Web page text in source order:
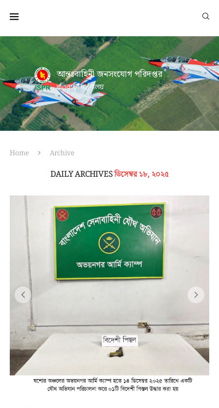
আন্তঃবাহিনী জনসংযোগ পরিদপ্তর
প্রতিরক্ষা মন্ত্রণালয়
Home Archive
DAILY ARCHIVESডিসেম্বর ১৮, ২০২৫